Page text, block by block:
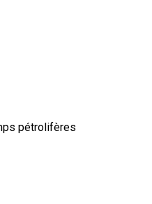
pétrolifères